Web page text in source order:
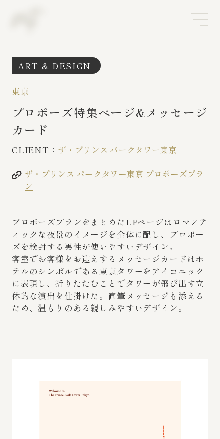
ART & DESIGN
東京
プロポーズ特集ページ&メッセージ
カード
CLIENT： ザ・プリンス パークタワー東京
ザ・プリンス パークタワー東京 プロポーズプラ
ン
プロポーズプランをまとめたLPページはロマンテ
ィックな夜景のイメージを全体に配し、プロポー
ズを検討する男性が使いやすいデザイン。
客室でお客様をお迎えするメッセージカードはホ
テルのシンボルである東京タワーをアイコニック
に表現し、折りたたむことでタワーが飛び出す立
体的な演出を仕掛けた。直筆メッセージも添える
ため、温もりのある親しみやすいデザイン。